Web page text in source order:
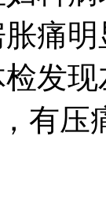
痛
发
有压